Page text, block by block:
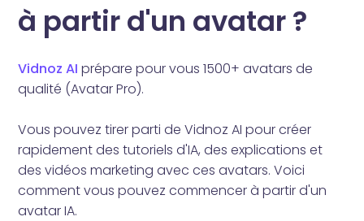
à partir d'un avatar ?
Vidnoz AIprépare pour vous 1500+ avatars de
qualité (Avatar Pro).
Vous pouvez tirer parti de Vidnoz AI pour créer
rapidement des tutoriels d'IA, des explications et
des vidéos marketing avec ces avatars. Voici
comment vous pouvez commencer à partir d'un
avatar IA.